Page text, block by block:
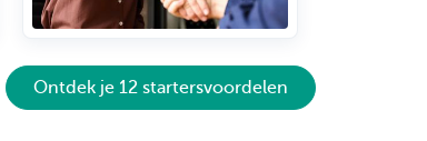
Ontdek je 12 startersvoordelen